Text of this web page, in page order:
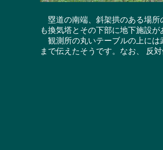
塁道の南端、斜架拱のある場所
も換気塔とその下部に地下施設が
観測所の丸いテーブルの上には
まで伝えたそうです。なお、 反